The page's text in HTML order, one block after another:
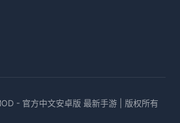
- 官方中文安卓版 最新手游 | 版权所有